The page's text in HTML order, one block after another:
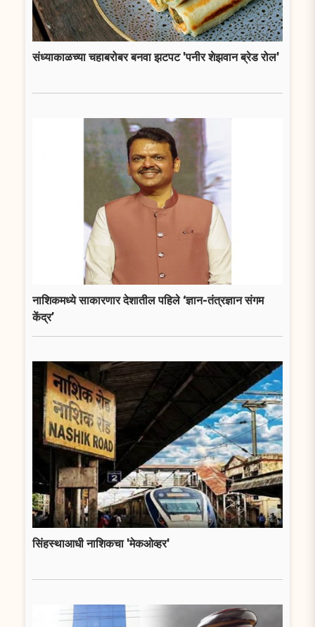
संध्याकाळच्या चहाबरोबर बनवा झटपट 'पनीर शेझवान ब्रेड रोल'
नाशिकमध्ये साकारणार देशातील पहिले ‘ज्ञान-तंत्रज्ञान संगम
केंद्र’
सिंहस्थाआधी नाशिकचा 'मेकओव्हर'